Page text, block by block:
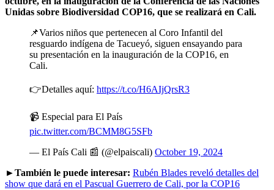
Unidas sobre Biodiversidad COP16, que se realizará en Cali.
📌Varios niños que pertenecen al Coro Infantil del
resguardo indígena de Tacueyó, siguen ensayando para
su presentación en la inauguración de la COP16, en
Cali.
👉Detalles aquí: https://t.co/H6AIjQrsR3
📹 Especial para El País
pic.twitter.com/BCMM8G5SFb
— El País Cali 📰 (@elpaiscali) October 19, 2024
►También le puede interesar: Rubén Blades reveló detalles del
show que dará en el Pascual Guerrero de Cali, por la COP16